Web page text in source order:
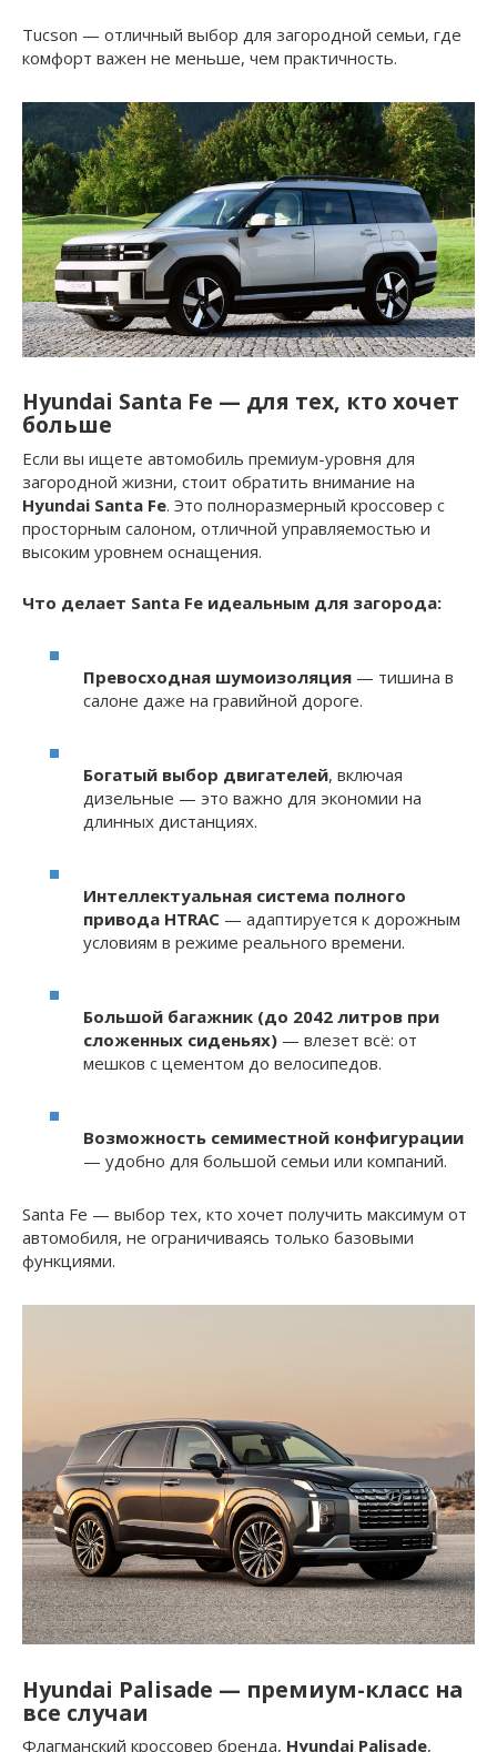
Tucson — отличный выбор для загородной семьи, где
комфорт важен не меньше, чем практичность.
Hyundai Santa Fe — для тех, кто хочет
больше
Если вы ищете автомобиль премиум-уровня для
загородной жизни, стоит обратить внимание на
Hyundai Santa Fe. Это полноразмерный кроссовер с
просторным салоном, отличной управляемостью и
высоким уровнем оснащения.
Что делает Santa Fe идеальным для загорода:
Превосходная шумоизоляция — тишина в
салоне даже на гравийной дороге.
Богатый выбор двигателей, включая
дизельные — это важно для экономии на
длинных дистанциях.
Интеллектуальная система полного
привода HTRAC — адаптируется к дорожным
условиям в режиме реального времени.
Большой багажник (до 2042 литров при
сложенных сиденьях) — влезет всё: от
мешков с цементом до велосипедов.
Возможность семиместной конфигурации
— удобно для большой семьи или компаний.
Santa Fe — выбор тех, кто хочет получить максимум от
автомобиля, не ограничиваясь только базовыми
функциями.
Hyundai Palisade — премиум-класс на
все случаи
Флагманский кроссовер бренда, Hyundai Palisade,